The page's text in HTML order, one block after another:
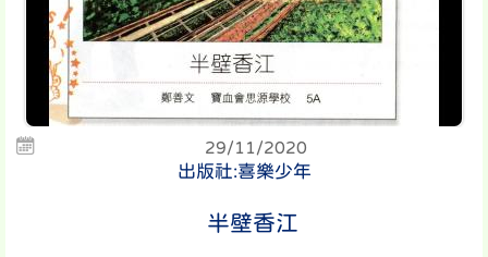
29/11/2020
出版社:喜樂少年
半壁香江